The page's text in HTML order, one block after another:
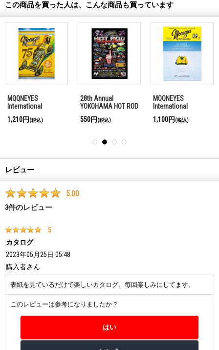
この商品を買った人は、こんな商品も買っています
MQQNEYES
International
2025
1,210円 (税込)
28th Annual
YOKOHAMA HOT ROD
ター
550円 (税込)
MQQNEYES
International
2016-2017
1,100円 (税込)
レビュー
5.00
3件のレビュー
5
カタログ
2023年05月25日 05:48
購入者さん
表紙を見ているだけで楽しいカタログ、毎回楽しみにしてます。
このレビューは参考になりましたか？